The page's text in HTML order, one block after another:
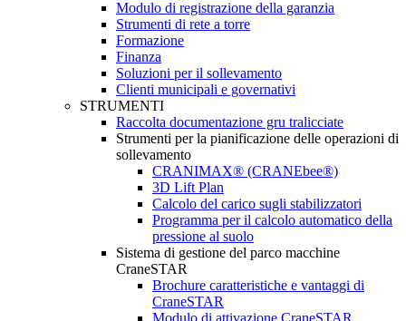
Modulo di registrazione della garanzia
Strumenti di rete a torre
Formazione
Finanza
Soluzioni per il sollevamento
Clienti municipali e governativi
STRUMENTI
Raccolta documentazione gru tralicciate
Strumenti per la pianificazione delle operazioni di
sollevamento
CRANIMAX® (CRANEbee®)
3D Lift Plan
Calcolo del carico sugli stabilizzatori
Programma per il calcolo automatico della
pressione al suolo
Sistema di gestione del parco macchine
CraneSTAR
Brochure caratteristiche e vantaggi di
CraneSTAR
Modulo di attivazione CraneSTAR